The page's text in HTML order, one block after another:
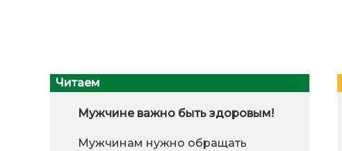
Читаем
Мужчине важно быть здоровым!
Мужчинам нужно обращать